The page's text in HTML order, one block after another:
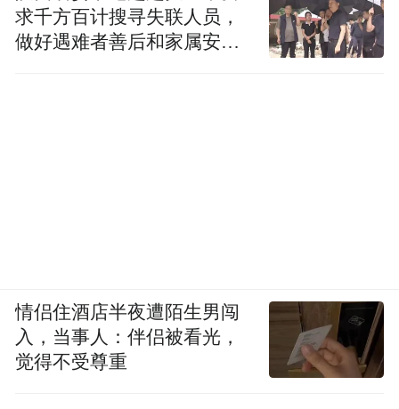
求千方百计搜寻失联人员，
做好遇难者善后和家属安抚
情侣住酒店半夜遭陌生男闯
入，当事人：伴侣被看光，
觉得不受尊重